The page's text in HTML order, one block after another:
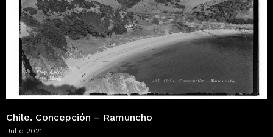
Chile. Concepción – Ramuncho
Julio 2021